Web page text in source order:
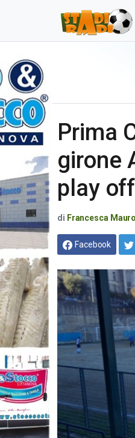
Prima
girone
play off
di Francesca Mauro
Facebook